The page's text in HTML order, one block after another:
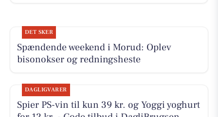
DET SKER
Spændende weekend i Morud: Oplev
bisonokser og redningsheste
DAGLIGVARER
Spier PS-vin til kun 39 kr. og Yoggi yoghurt